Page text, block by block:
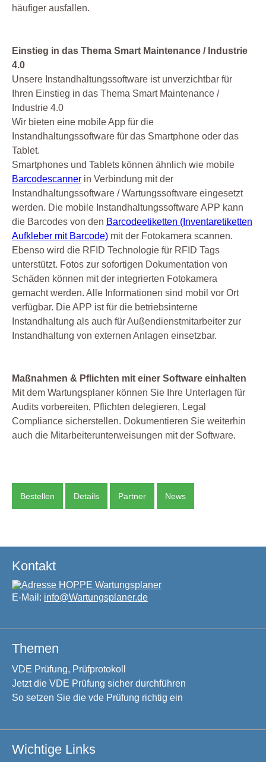
häufiger ausfallen.
Einstieg in das Thema Smart Maintenance / Industrie
4.0
Unsere Instandhaltungssoftware ist unverzichtbar für
Ihren Einstieg in das Thema Smart Maintenance /
Industrie 4.0
Wir bieten eine mobile App für die
Instandhaltungssoftware für das Smartphone oder das
Tablet.
Smartphones und Tablets können ähnlich wie mobile
Barcodescanner in Verbindung mit der
Instandhaltungssoftware / Wartungssoftware eingesetzt
werden. Die mobile Instandhaltungssoftware APP kann
die Barcodes von den Barcodeetiketten (Inventaretiketten
Aufkleber mit Barcode) mit der Fotokamera scannen.
Ebenso wird die RFID Technologie für RFID Tags
unterstützt. Fotos zur sofortigen Dokumentation von
Schäden können mit der integrierten Fotokamera
gemacht werden. Alle Informationen sind mobil vor Ort
verfügbar. Die APP ist für die betriebsinterne
Instandhaltung als auch für Außendienstmitarbeiter zur
Instandhaltung von externen Anlagen einsetzbar.
Maßnahmen & Pflichten mit einer Software einhalten
Mit dem Wartungsplaner können Sie Ihre Unterlagen für
Audits vorbereiten, Pflichten delegieren, Legal
Compliance sicherstellen. Dokumentieren Sie weiterhin
auch die Mitarbeiterunterweisungen mit der Software.
Bestellen Details Partner News
Kontakt
E-Mail: info@Wartungsplaner.de
Themen
VDE Prüfung, Prüfprotokoll
Jetzt die VDE Prüfung sicher durchführen
So setzen Sie die vde Prüfung richtig ein
Wichtige Links